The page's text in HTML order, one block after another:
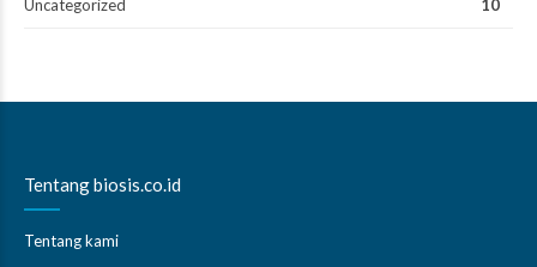
Uncategorized 10
Tentang biosis.co.id
Tentang kami